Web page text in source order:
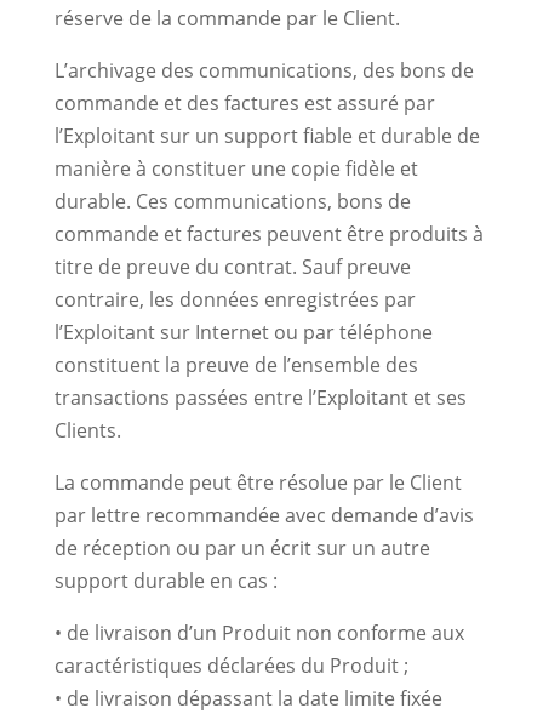
réserve de la commande par le Client.
L’archivage des communications, des bons de
commande et des factures est assuré par
l’Exploitant sur un support fiable et durable de
manière à constituer une copie fidèle et
durable. Ces communications, bons de
commande et factures peuvent être produits à
titre de preuve du contrat. Sauf preuve
contraire, les données enregistrées par
l’Exploitant sur Internet ou par téléphone
constituent la preuve de l’ensemble des
transactions passées entre l’Exploitant et ses
Clients.
La commande peut être résolue par le Client
par lettre recommandée avec demande d’avis
de réception ou par un écrit sur un autre
support durable en cas :
• de livraison d’un Produit non conforme aux
caractéristiques déclarées du Produit ;
• de livraison dépassant la date limite fixée